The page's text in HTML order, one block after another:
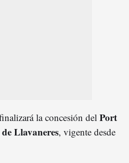
la concesión del Port
Llavaneres, vigente desde